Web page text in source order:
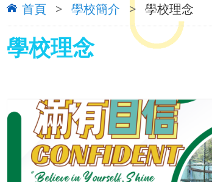
首頁 > 學校簡介 > 學校理念
學校理念